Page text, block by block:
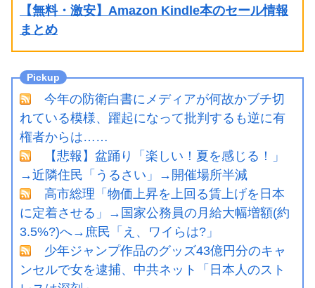
【無料・激安】Amazon Kindle本のセール情報
まとめ
今年の防衛白書にメディアが何故かブチ切
れている模様、躍起になって批判するも逆に有
権者からは……
【悲報】盆踊り「楽しい！夏を感じる！」
→近隣住民「うるさい」→開催場所半減
高市総理「物価上昇を上回る賃上げを日本
に定着させる」→国家公務員の月給大幅増額(約
3.5%?)へ→庶民「え、ワイらは?」
少年ジャンプ作品のグッズ43億円分のキャ
ンセルで女を逮捕、中共ネット「日本人のスト